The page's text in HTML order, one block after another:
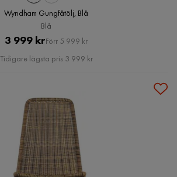
Wyndham Gungfåtölj, Blå
Blå
Pris
3 999 krOriginal
Pris
Förr 5 999 kr
Tidigare lägsta pris 3 999 kr